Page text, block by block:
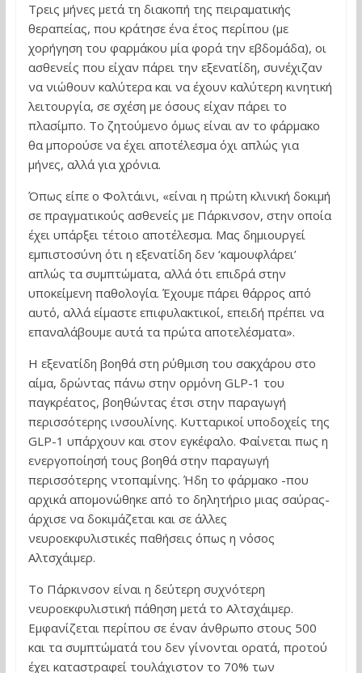
Τρεις μήνες μετά τη διακοπή της πειραματικής
θεραπείας, που κράτησε ένα έτος περίπου (με
χορήγηση του φαρμάκου μία φορά την εβδομάδα), οι
ασθενείς που είχαν πάρει την εξενατίδη, συνέχιζαν
να νιώθουν καλύτερα και να έχουν καλύτερη κινητική
λειτουργία, σε σχέση με όσους είχαν πάρει το
πλασίμπο. Το ζητούμενο όμως είναι αν το φάρμακο
θα μπορούσε να έχει αποτέλεσμα όχι απλώς για
μήνες, αλλά για χρόνια.
Όπως είπε ο Φολτάινι, «είναι η πρώτη κλινική δοκιμή
σε πραγματικούς ασθενείς με Πάρκινσον, στην οποία
έχει υπάρξει τέτοιο αποτέλεσμα. Μας δημιουργεί
εμπιστοσύνη ότι η εξενατίδη δεν ‘καμουφλάρει’
απλώς τα συμπτώματα, αλλά ότι επιδρά στην
υποκείμενη παθολογία. Έχουμε πάρει θάρρος από
αυτό, αλλά είμαστε επιφυλακτικοί, επειδή πρέπει να
επαναλάβουμε αυτά τα πρώτα αποτελέσματα».
Η εξενατίδη βοηθά στη ρύθμιση του σακχάρου στο
αίμα, δρώντας πάνω στην ορμόνη GLP-1 του
παγκρέατος, βοηθώντας έτσι στην παραγωγή
περισσότερης ινσουλίνης. Κυτταρικοί υποδοχείς της
GLP-1 υπάρχουν και στον εγκέφαλο. Φαίνεται πως η
ενεργοποίησή τους βοηθά στην παραγωγή
περισσότερης ντοπαμίνης. Ήδη το φάρμακο -που
αρχικά απομονώθηκε από το δηλητήριο μιας σαύρας-
άρχισε να δοκιμάζεται και σε άλλες
νευροεκφυλιστικές παθήσεις όπως η νόσος
Αλτσχάιμερ.
Το Πάρκινσον είναι η δεύτερη συχνότερη
νευροεκφυλιστική πάθηση μετά το Αλτσχάιμερ.
Εμφανίζεται περίπου σε έναν άνθρωπο στους 500
και τα συμπτώματά του δεν γίνονται ορατά, προτού
έχει καταστραφεί τουλάχιστον το 70% των